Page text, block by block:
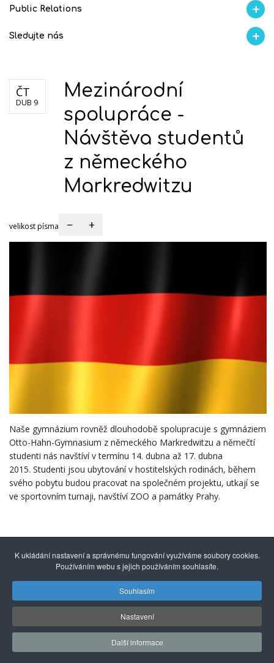
Aktuality Proběhlo na GMVV AI Ambasador
Public Relations
Školní magazín REFRESH Soutěže
Sledujte nás
ČT
DUB 9
Mezinárodní
spolupráce -
Návštěva studentů
z německého
Markredwitzu
velikost písma − +
Naše gymnázium rovněž dlouhodobě spolupracuje s gymnáziem
Otto-Hahn-Gymnasium z německého Markredwitzu a němečtí
studenti nás navštíví v termínu 14. dubna až 17. dubna
2015. Studenti jsou ubytování v hostitelských rodinách, během
svého pobytu budou pracovat na společném projektu, utkají se
ve sportovním turnaji, navštíví ZOO a památky Prahy.
Gymnázium mezinárodních a veřejných
vztahů Praha s.r.o.| Kuncova 1580, 155 00 Praha 5, +420
251 550 846 |info@gmvv.cz
Správu převzal: Agionet.cz
K ukládání nastavení a správnému fungování využíváme soubory cookies.
Používáním webu s jejich používáním souhlasíte.
Souhlasím
Nastavení
Další informace